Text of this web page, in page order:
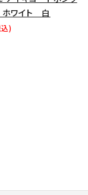
ホワイト 白
)